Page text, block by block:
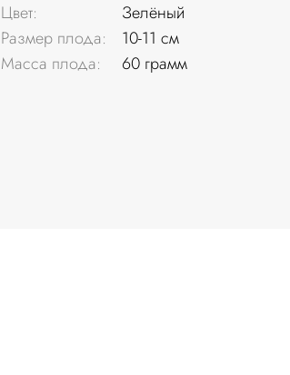
Цвет:
Зелёный
Размер плода:
10-11 см
Масса плода:
60 грамм